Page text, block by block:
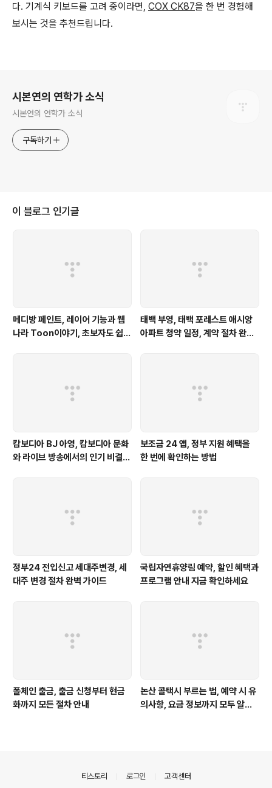
다. 기계식 키보드를 고려 중이라면, COX CK87을 한 번 경험해
보시는 것을 추천드립니다.
시본연의 연학가 소식
시본연의 연학가 소식
구독하기
이 블로그 인기글
메디방 페인트, 레이어 기능과 웹
나라 Toon이야기, 초보자도 쉽게
태백 부영, 태백 포레스트 애시앙
아파트 청약 일정, 계약 절차 완벽
캄보디아 BJ 아영, 캄보디아 문화
와 라이브 방송에서의 인기 비결
보조금 24 앱, 정부 지원 혜택을
한 번에 확인하는 방법
정부24 전입신고 세대주변경, 세
대주 변경 절차 완벽 가이드
국립자연휴양림 예약, 할인 혜택과
프로그램 안내 지금 확인하세요
폴체인 출금, 출금 신청부터 현금
화까지 모든 절차 안내
논산 콜택시 부르는 법, 예약 시 유
의사항, 요금 정보까지 모두 알려
티스토리 로그인 고객센터